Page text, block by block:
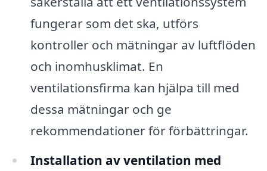
fungerar som det ska, utförs
kontroller och mätningar av luftflöden
och inomhusklimat. En
ventilationsfirma kan hjälpa till med
dessa mätningar och ge
rekommendationer för förbättringar.
Installation av ventilation med